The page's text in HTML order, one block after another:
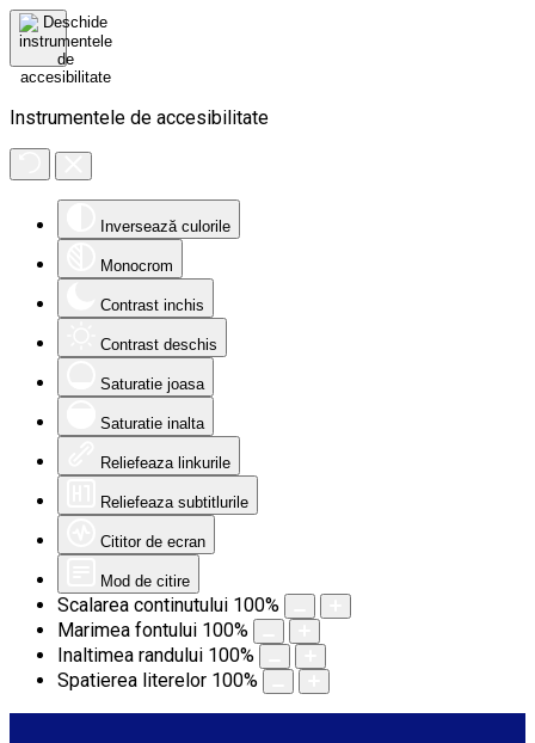
Instrumentele de accesibilitate
Inversează culorile
Monocrom
Contrast inchis
Contrast deschis
Saturatie joasa
Saturatie inalta
Reliefeaza linkurile
Reliefeaza subtitlurile
Cititor de ecran
Mod de citire
Scalarea continutului 100%
Marimea fontului 100%
Inaltimea randului 100%
Spatierea literelor 100%